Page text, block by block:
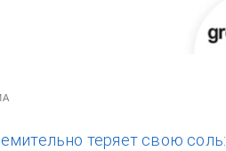
теряет свою соль: